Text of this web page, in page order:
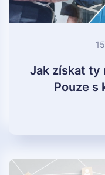
Jak získat ty
Pouze s